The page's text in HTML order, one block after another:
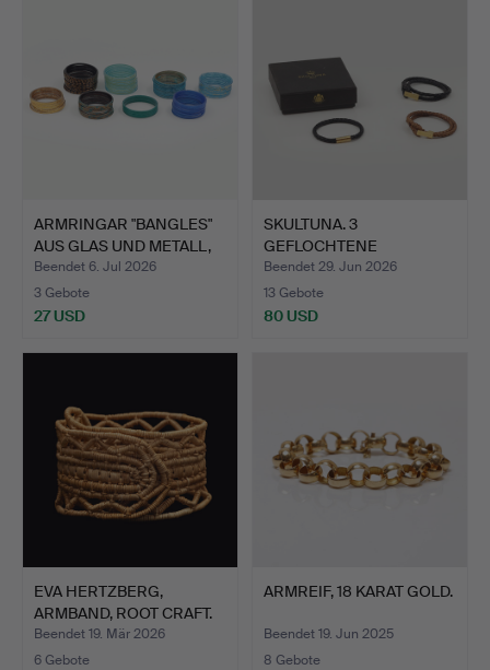
ARMRINGAR "BANGLES"
AUS GLAS UND METALL,
G…
Beendet 6. Jul 2026
3 Gebote
27 USD
SKULTUNA. 3
GEFLOCHTENE
LEDERARMBÄNDER IN …
Beendet 29. Jun 2026
13 Gebote
80 USD
EVA HERTZBERG,
ARMBAND, ROOT CRAFT.
Beendet 19. Mär 2026
6 Gebote
ARMREIF, 18 KARAT GOLD.
Beendet 19. Jun 2025
8 Gebote